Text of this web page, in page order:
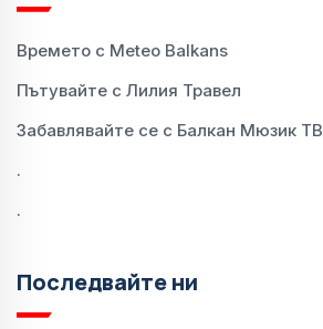
Времето с Meteo Balkans
Пътувайте с Лилия Травел
Забавлявайте се с Балкан Мюзик ТВ
.
.
Последвайте ни